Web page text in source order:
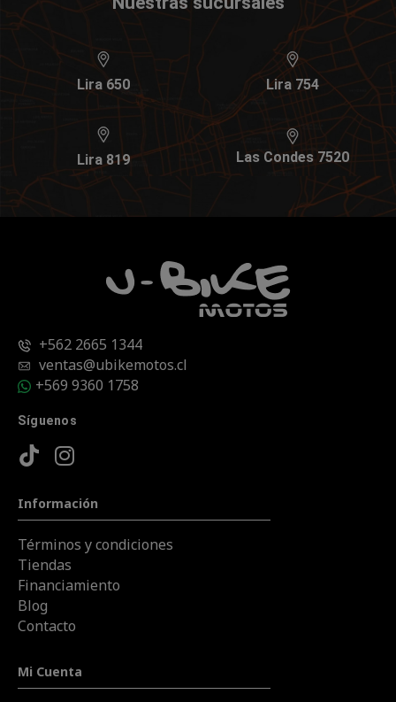
Lira 650 Lira 754
Lira 819 Las Condes 7520
+562 2665 1344
ventas@ubikemotos.cl
+569 9360 1758
Síguenos
Información
Términos y condiciones
Tiendas
Financiamiento
Blog
Contacto
Mi Cuenta